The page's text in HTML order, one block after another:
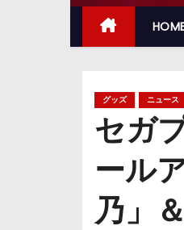
ッ
グッズ ニュース
セガ
ール
乃」